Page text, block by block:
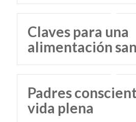
Claves para una
alimentación
Padres
vida plena